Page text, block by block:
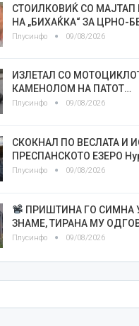
СТОИЛКОВИЌ СО МАЈТАП
НА „БИХАЌКА“ ЗА ЦРНО-
Плусинфо 09/08/2026
ИЗЛЕТАЛ СО
КАМЕНОЛОМ НА ПАТОТ…
Плусинфо 09/08/2026
СКОКНАЛ ПО ВЕСЛАТА И
ПРЕСПАНСКОТО ЕЗЕРО
Плусинфо 09/08/2026
ПРИШТИНА ГО СИМНА
ЗНАМЕ, ТИРАНА МУ
Плусинфо 09/08/2026